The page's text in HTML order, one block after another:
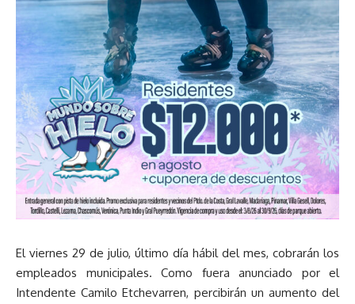
El viernes 29 de julio, último día hábil del mes, cobrarán los
empleados municipales. Como fuera anunciado por el
Intendente Camilo Etchevarren, percibirán un aumento del